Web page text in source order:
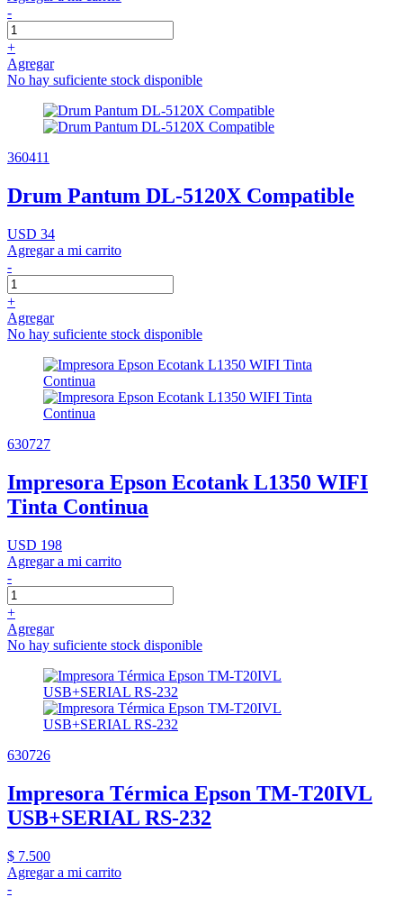
-
+
Agregar
No hay suficiente stock disponible
360411
Drum Pantum DL-5120X Compatible
USD 34
Agregar a mi carrito
-
+
Agregar
No hay suficiente stock disponible
630727
Impresora Epson Ecotank L1350 WIFI
Tinta Continua
USD 198
Agregar a mi carrito
-
+
Agregar
No hay suficiente stock disponible
630726
Impresora Térmica Epson TM-T20IVL
USB+SERIAL RS-232
$ 7.500
Agregar a mi carrito
-